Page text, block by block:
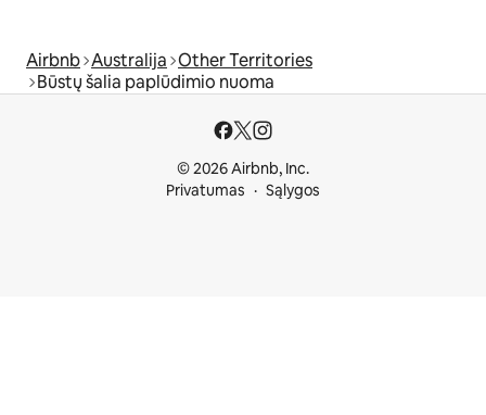
Airbnb Australija Other Territories
Būstų šalia paplūdimio nuoma
© 2026 Airbnb, Inc.
Privatumas
Sąlygos